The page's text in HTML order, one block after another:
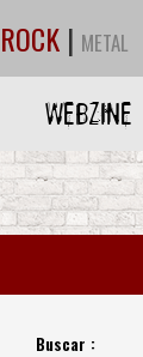
ROCK | METAL
WEBZINE
Buscar :